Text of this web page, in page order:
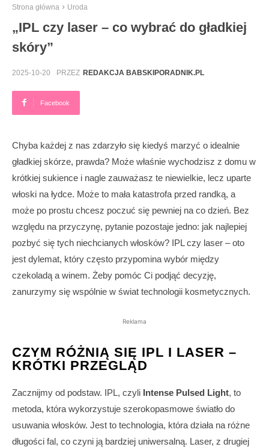
Strona główna Uroda
„IPL czy laser – co wybrać do gładkiej
skóry”
2025-10-20 PRZEZ REDAKCJA BABSKIPORADNIK.PL
Facebook
Chyba każdej z nas zdarzyło się kiedyś marzyć o idealnie
gładkiej skórze, prawda? Może właśnie wychodzisz z domu w
krótkiej sukience i nagle zauważasz te niewielkie, lecz uparte
włoski na łydce. Może to mała katastrofa przed randką, a
może po prostu chcesz poczuć się pewniej na co dzień. Bez
względu na przyczynę, pytanie pozostaje jedno: jak najlepiej
pozbyć się tych niechcianych włosków? IPL czy laser – oto
jest dylemat, który często przypomina wybór między
czekoladą a winem. Żeby pomóc Ci podjąć decyzję,
zanurzymy się wspólnie w świat technologii kosmetycznych.
Reklama
CZYM RÓŻNIĄ SIĘ IPL I LASER –
KRÓTKI PRZEGLĄD
Zacznijmy od podstaw. IPL, czyli Intense Pulsed Light, to
metoda, która wykorzystuje szerokopasmowe światło do
usuwania włosków. Jest to technologia, która działa na różne
długości fal, co czyni ją bardziej uniwersalną. Laser, z drugiej